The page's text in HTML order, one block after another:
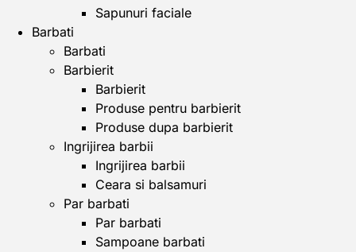
Sapunuri faciale
Barbati
Barbati
Barbierit
Barbierit
Produse pentru barbierit
Produse dupa barbierit
Ingrijirea barbii
Ingrijirea barbii
Ceara si balsamuri
Par barbati
Par barbati
Sampoane barbati